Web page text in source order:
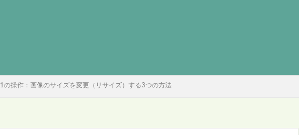
の操作：画像のサイズを変更（リサイズ）する3つの方法